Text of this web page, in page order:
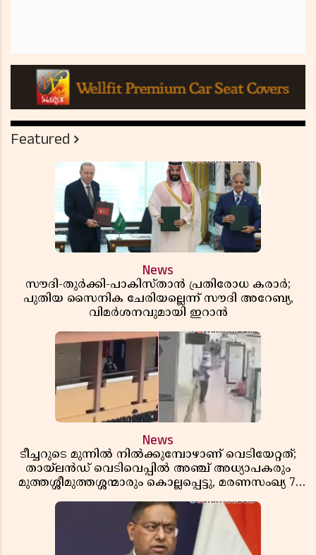
Featured
News
സൗദി-തുർക്കി-പാകിസ്താൻ പ്രതിരോധ കരാർ;
പുതിയ സൈനിക ചേരിയല്ലെന്ന് സൗദി അറേബ്യ,
വിമർശനവുമായി ഇറാൻ
News
ടീച്ചറുടെ മുന്നിൽ നിൽക്കുമ്പോഴാണ് വെടിയേറ്റത്;
തായ്‌ലൻഡ് വെടിവെപ്പിൽ അഞ്ച് അധ്യാപകരും
മുത്തശ്ശീമുത്തശ്ശന്മാരും കൊല്ലപ്പെട്ടു, മരണസംഖ്യ 7;